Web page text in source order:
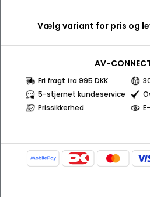
Vælg variant for pris og
AV-
Fri fragt fra 995 DKK
5-stjernet kundeservice
Prissikkerhed